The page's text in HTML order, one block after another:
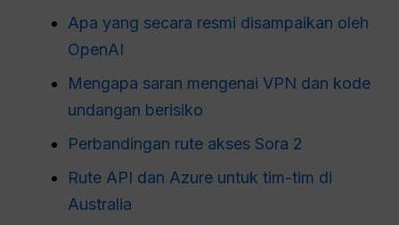
Apa yang secara resmi disampaikan oleh
OpenAI
Mengapa saran mengenai VPN dan kode
undangan berisiko
Perbandingan rute akses Sora 2
Rute API dan Azure untuk tim-tim di
Australia